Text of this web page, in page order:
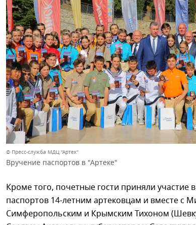
© Пресс-служба МДЦ "Артек"
Вручение паспортов в "Артеке"
Кроме того, почетные гости приняли участие
паспортов 14-летним артековцам и вместе с
Симферопольским и Крымским Тихоном